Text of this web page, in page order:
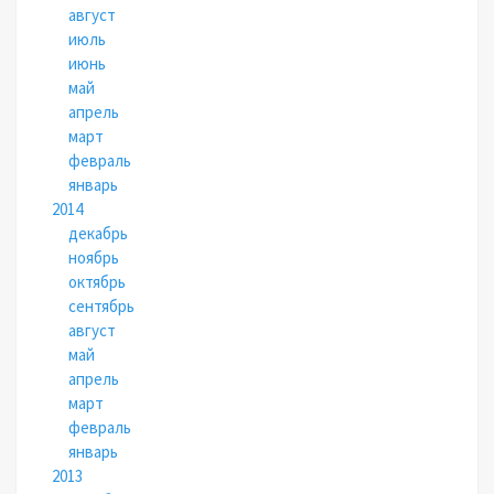
август
июль
июнь
май
апрель
март
февраль
январь
2014
декабрь
ноябрь
октябрь
сентябрь
август
май
апрель
март
февраль
январь
2013